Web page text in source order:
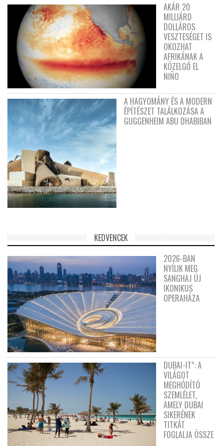
AKÁR 20
MILLIÁRD
DOLLÁROS
VESZTESÉGET IS
OKOZHAT
AFRIKÁNAK A
KÖZELGŐ EL
NIÑO
A HAGYOMÁNY ÉS A MODERN
ÉPÍTÉSZET TALÁLKOZÁSA A
GUGGENHEIM ABU DHABIBAN
KEDVENCEK
2026-BAN
NYÍLIK MEG
SANGHAJ ÚJ
IKONIKUS
OPERAHÁZA
DUBAI-IT”: A
VILÁGOT
MEGHÓDÍTÓ
SZEMLÉLET,
AMELY DUBAI
SIKERÉNEK
TITKÁT
FOGLALJA ÖSSZE